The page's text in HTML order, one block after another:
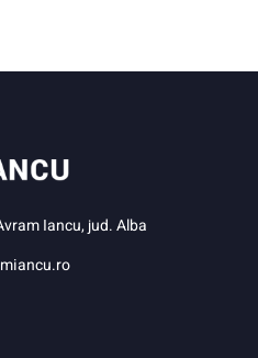
Iancu, jud. Alba